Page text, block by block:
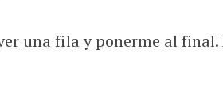
una fila y ponerme al